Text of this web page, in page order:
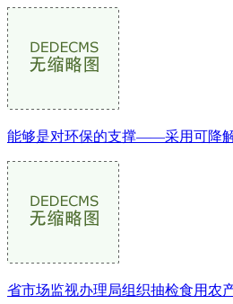
能够是对环保的支撑——采用可降
省市场监视办理局组织抽检食用农产